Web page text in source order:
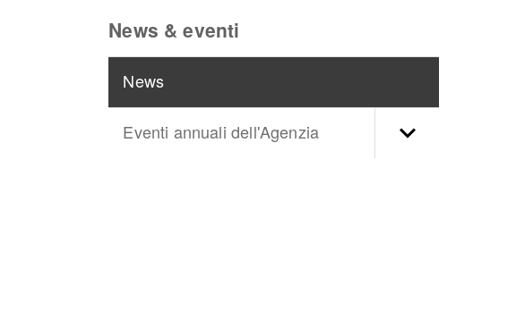
News & eventi
News
Eventi annuali dell'Agenzia